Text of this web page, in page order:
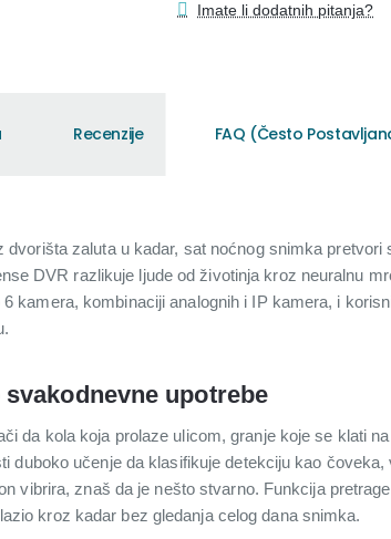
Imate li dodatnih pitanja?
Recenzije FAQ (Često
zaluta u kadar, sat noćnog snimka pretvori
DVR razlikuje ljude od životinja kroz neuralnu
kamera, kombinaciji analognih i IP kamera, i
upotrebe
da kola koja prolaze ulicom, granje koje se klati
duboko učenje da klasifikuje detekciju kao
vibrira, znaš da je nešto stvarno. Funkcija
kroz kadar bez gledanja celog dana snimka.